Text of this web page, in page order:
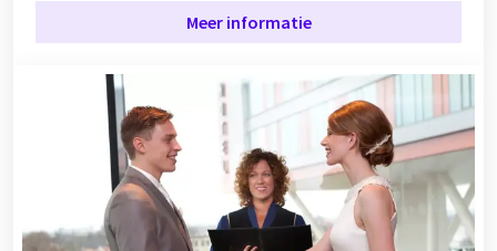
Meer informatie